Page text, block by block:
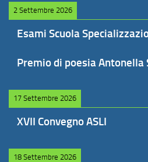
2 Settembre 2026
Esami Scuola
Premio di poesia Antonella
17 Settembre 2026
XVII Convegno ASLI
18 Settembre 2026